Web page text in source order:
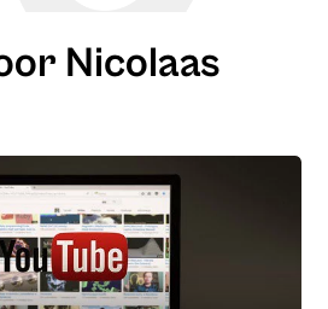
Nicolaas